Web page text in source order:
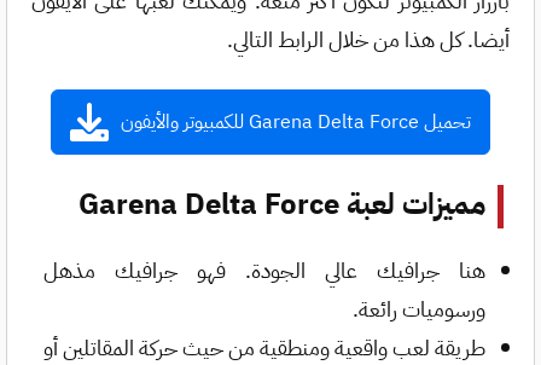
أيضا. كل هذا من خلال الرابط التالي.
تحميل Garena Delta Force للكمبيوتر والأيفون
مميزات لعبة Garena Delta Force
هنا جرافيك عالي الجودة. فهو جرافيك مذهل
ورسوميات رائعة.
طريقة لعب واقعية ومنطقية من حيث حركة المقاتلين أو